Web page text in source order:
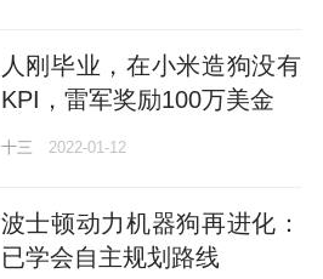
人刚毕业，在小米造狗没有
KPI，雷军奖励100万美金
十三 2022-01-12
波士顿动力机器狗再进化：
已学会自主规划路线